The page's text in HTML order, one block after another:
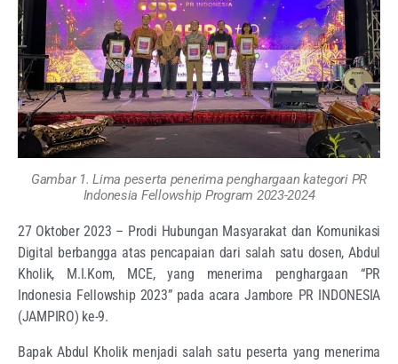
Gambar 1. Lima peserta penerima penghargaan kategori PR
Indonesia Fellowship Program 2023-2024
27 Oktober 2023 – Prodi Hubungan Masyarakat dan Komunikasi
Digital berbangga atas pencapaian dari salah satu dosen, Abdul
Kholik, M.I.Kom, MCE, yang menerima penghargaan “PR
Indonesia Fellowship 2023” pada acara Jambore PR INDONESIA
(JAMPIRO) ke-9.
Bapak Abdul Kholik menjadi salah satu peserta yang menerima